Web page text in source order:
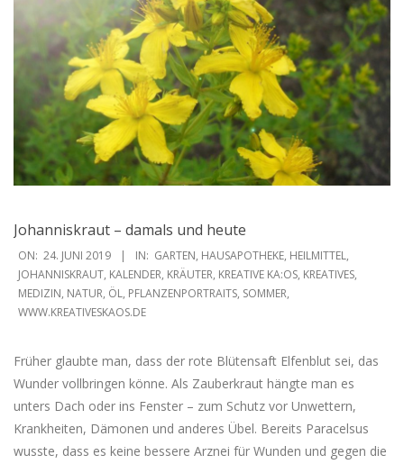
Johanniskraut – damals und heute
2019-
06-
24
ON: 24. JUNI 2019 IN: GARTEN, HAUSAPOTHEKE, HEILMITTEL,
JOHANNISKRAUT, KALENDER, KRÄUTER, KREATIVE KA:OS, KREATIVES,
MEDIZIN, NATUR, ÖL, PFLANZENPORTRAITS, SOMMER,
WWW.KREATIVESKAOS.DE
Früher glaubte man, dass der rote Blütensaft Elfenblut sei, das
Wunder vollbringen könne. Als Zauberkraut hängte man es
unters Dach oder ins Fenster – zum Schutz vor Unwettern,
Krankheiten, Dämonen und anderes Übel. Bereits Paracelsus
wusste, dass es keine bessere Arznei für Wunden und gegen die